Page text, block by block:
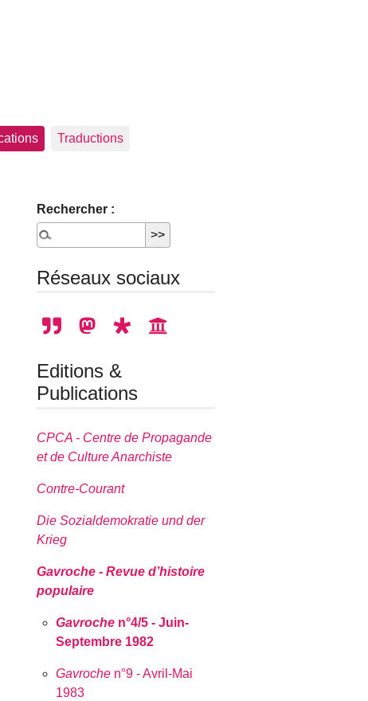
Traductions
Rechercher :
Réseaux sociaux
Editions &
Publications
CPCA - Centre de Propagande
et de Culture Anarchiste
Contre-Courant
Die Sozialdemokratie und der
Krieg
Gavroche - Revue d’histoire
populaire
Gavroche n°4/5 - Juin-
Septembre 1982
Gavroche n°9 - Avril-Mai
1983